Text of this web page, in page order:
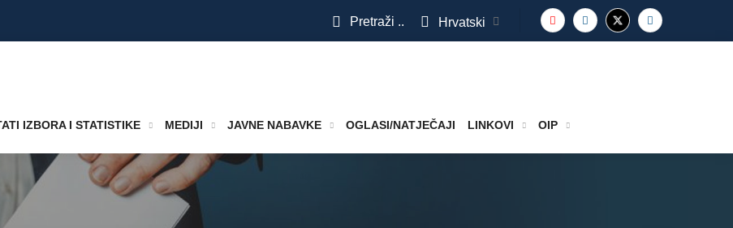
Pretraži .. Hrvatski
IZBORA I STATISTIKE MEDIJI JAVNE NABAVKE OGLASI/NATJEČAJI LINKOVI OIP